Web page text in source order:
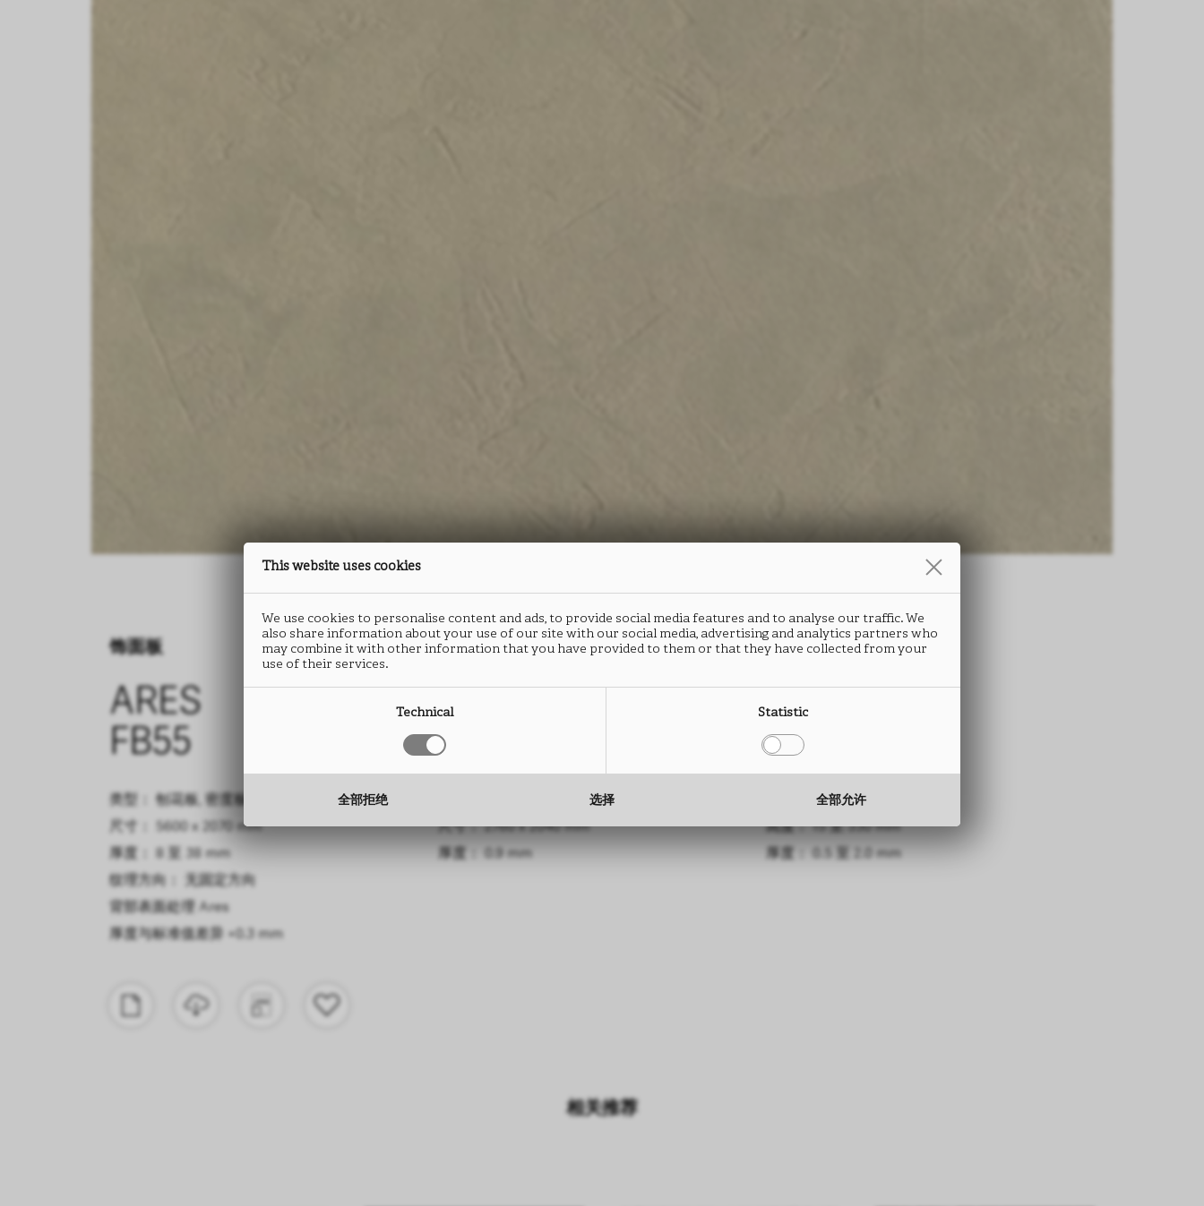
饰面板
ARES
FB55
类型： 刨花板, 密度板
尺寸： 5600 x 2070 mm
厚度： 8 至 38 mm
纹理方向： 无固定方向
背部表面处理
Ares
厚度与标准值差异
+0.3 mm
防火板
ARES
FB55
尺寸： 2760 x 2040 mm
厚度： 0.9 mm
封边条
ARES
FB55
类型： ABS封边条
高度： 15 至 330 mm
厚度： 0.5 至 2.0 mm
相关推荐
This website uses cookies
We use cookies to personalise content and ads, to provide social media features and to analyse our traffic. We
also share information about your use of our site with our social media, advertising and analytics partners who
may combine it with other information that you have provided to them or that they have collected from your
use of their services.
Technical Statistic
全部拒绝 选择 全部允许